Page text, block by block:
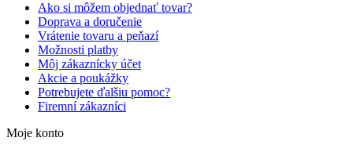
Ako si môžem objednať tovar?
Doprava a doručenie
Vrátenie tovaru a peňazí
Možnosti platby
Môj zákaznícky účet
Akcie a poukážky
Potrebujete ďalšiu pomoc?
Firemní zákazníci
Moje konto